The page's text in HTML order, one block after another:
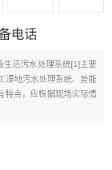
电话
生活污水处理系统[1]主要
湿地污水处理系统、势能
特点，应根据现场实际情